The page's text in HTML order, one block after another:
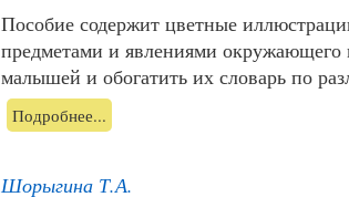
Пособие содержит цветные
предметами и явлениями окружающего
малышей и обогатить их словарь по
Подробнее...
Шорыгина Т.А.